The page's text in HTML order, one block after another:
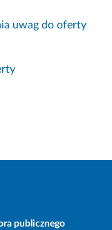
uwag do oferty
publicznego